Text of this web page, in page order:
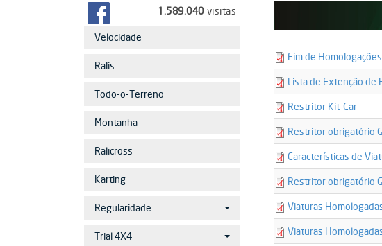
1.589.040 visitas
Velocidade
Ralis
Todo-o-Terreno
Montanha
Ralicross
Karting
Regularidade
Trial 4X4
21903-
Fim de
22918-
Lista de Extenção de
21905-
restritor_kit-
Restritor Kit-Car
21906-
Restritor obrigatório
21911-
Características de
21907-
Restritor obrigatório
22919-
Viaturas
22920-
Viaturas